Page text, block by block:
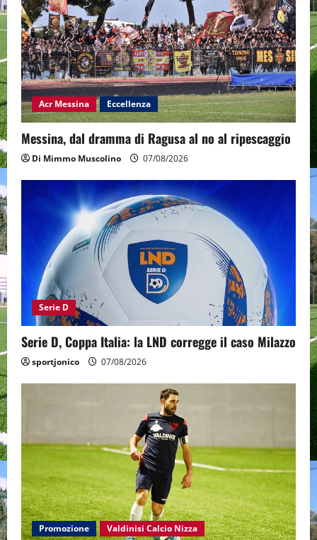
Acr Messina Eccellenza
Messina, dal dramma di Ragusa al no al ripescaggio
Di Mimmo Muscolino 07/08/2026
Serie D
Serie D, Coppa Italia: la LND corregge il caso Milazzo
sportjonico 07/08/2026
Promozione Valdinisi Calcio Nizza